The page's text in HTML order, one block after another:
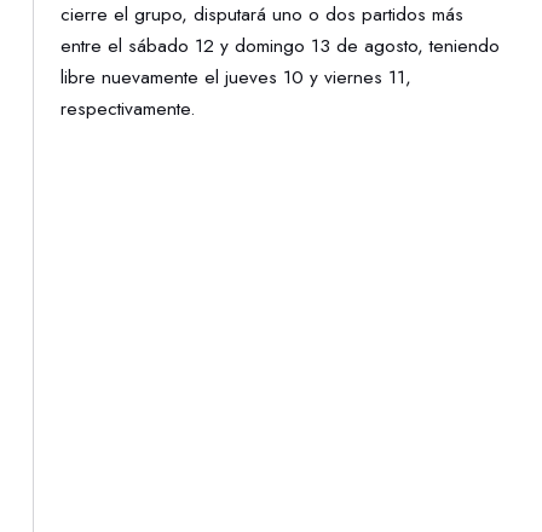
cierre el grupo, disputará uno o dos partidos más
entre el sábado 12 y domingo 13 de agosto, teniendo
libre nuevamente el jueves 10 y viernes 11,
respectivamente.